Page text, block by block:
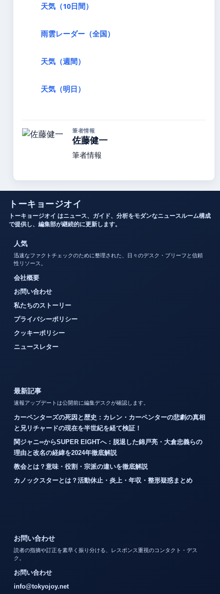
天気（10日間）
雨雲レーダー（全国）
天気（週間）
天気（明日）
筆者情報
佐藤健一
筆者情報
トーキョージオイ
トーキョージオイ はニュース、ガイド、分析をモダンなニュースルーム構成
で提供し、編集部が継続的に更新します。
人気
迅速なファクトチェックのために整理された、日々のデスク・ブリーフと信頼
性リソース。
会社概要
お問い合わせ
私たちのストーリー
プライバシーポリシー
クッキーポリシー
ニュースレター
最新記事
速報アップデートは公開前に編集デスクが確認します。
カーペンターズの死因と歴史：カレン・カーペンターの悲劇の真相
と兄リチャードの現在を半世紀を経て検証！
関ジャニ∞からSUPER EIGHTへ：脱退した錦戸亮・大倉忠義らの
理由と改名の経緯を2024年徹底解説
教会とは？意味・役割・宗派の違いを徹底解説
カノックスターとは？活動休止・炎上・年収・整形疑惑まとめ
お問い合わせ
読者の指摘や訂正を素早く振り分ける、レスポンス重視のコンタクト・デス
ク。
お問い合わせ
info@tokyojoy.net